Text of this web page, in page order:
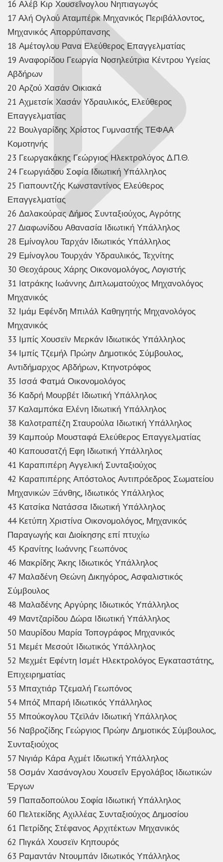
16 Αλέβ Κιρ Χουσεΐνογλου Νηπιαγωγός
17 Αλή Ογλού Αταμπέρκ Μηχανικός Περιβάλλοντος,
Μηχανικός Απορρύπανσης
18 Αμέτογλου Ρανα Ελεύθερος Επαγγελματίας
19 Αναφορίδου Γεωργία Νοσηλεύτρια Κέντρου Υγείας
Αβδήρων
20 Αρζού Χασάν Οικιακά
21 Αχμετσίκ Χασάν Υδραυλικός, Ελεύθερος
Επαγγελματίας
22 Βουλγαρίδης Χρίστος Γυμναστής ΤΕΦΑΑ
Κομοτηνής
23 Γεωργακάκης Γεώργιος Ηλεκτρολόγος Δ.Π.Θ.
24 Γεωργιάδου Σοφία Ιδιωτική Υπάλληλος
25 Γιαπουντζής Κωνσταντίνος Ελεύθερος
Επαγγελματίας
26 Δαλακούρας Δήμος Συνταξιούχος, Αγρότης
27 Διαφωνίδου Αθανασία Ιδιωτική Υπάλληλος
28 Εμίνογλου Ταρχάν Ιδιωτικός Υπάλληλος
29 Εμίνογλου Τουρχάν Υδραυλικός, Τεχνίτης
30 Θεοχάρους Χάρης Οικονομολόγος, Λογιστής
31 Ιατράκης Ιωάννης Διπλωματούχος Μηχανολόγος
Μηχανικός
32 Ιμάμ Εφένδη Μπιλάλ Καθηγητής Μηχανολόγος
Μηχανικός
33 Ιμπίς Χουσεϊν Μερκάν Ιδιωτικός Υπάλληλος
34 Ιμπίς Τζεμήλ Πρώην Δημοτικός Σύμβουλος,
Αντιδήμαρχος Αβδήρων, Κτηνοτρόφος
35 Ισσά Φατμά Οικονομολόγος
36 Καδρή Μουρβέτ Ιδιωτική Υπάλληλος
37 Καλαμπόκα Ελένη Ιδιωτική Υπάλληλος
38 Καλοτραπέζη Σταυρούλα Ιδιωτική Υπάλληλος
39 Καμπούρ Μουσταφά Ελεύθερος Επαγγελματίας
40 Καπουσατζή Εφη Ιδιωτική Υπάλληλος
41 Καραπιπέρη Αγγελική Συνταξιούχος
42 Καραπιπέρης Απόστολος Αντιπρόεδρος Σωματείου
Μηχανικών Ξάνθης, Ιδιωτικός Υπάλληλος
43 Κατσίκα Νατάσσα Ιδιωτική Υπάλληλος
44 Κετύπη Χριστίνα Οικονομολόγος, Μηχανικός
Παραγωγής και Διοίκησης επί πτυχίω
45 Κρανίτης Ιωάννης Γεωπόνος
46 Μακρίδης Άκης Ιδιωτικός Υπάλληλος
47 Μαλαδένη Θεώνη Δικηγόρος, Ασφαλιστικός
Σύμβουλος
48 Μαλαδένης Αργύρης Ιδιωτικός Υπάλληλος
49 Μαντζαρίδου Δώρα Ιδιωτική Υπάλληλος
50 Μαυρίδου Μαρία Τοπογράφος Μηχανικός
51 Μεμέτ Μεσούτ Ιδιωτικός Υπάλληλος
52 Μεχμέτ Εφέντη Ισμέτ Ηλεκτρολόγος Εγκαταστάτης,
Επιχειρηματίας
53 Μπαχτιάρ Τζεμαλή Γεωπόνος
54 Μπόζ Μπαρή Ιδιωτικός Υπάλληλος
55 Μπούκογλου Τζεϊλάν Ιδιωτική Υπάλληλος
56 Ναβροζίδης Γεώργιος Πρώην Δημοτικός Σύμβουλος,
Συνταξιούχος
57 Νιγιάρ Κάρα Αχμέτ Ιδιωτική Υπάλληλος
58 Οσμάν Χασάνογλου Χουσεΐν Εργολάβος Ιδιωτικών
Έργων
59 Παπαδοπούλου Σοφία Ιδιωτική Υπάλληλος
60 Πελτεκίδης Αχιλλέας Συνταξιούχος Δημοσίου
61 Πετρίδης Στέφανος Αρχιτέκτων Μηχανικός
62 Πιγκάλ Χουσεϊν Κηπουρός
63 Ραμαντάν Ντουμπάν Ιδιωτικός Υπάλληλος